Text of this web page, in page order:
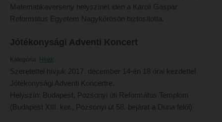
Matematikaverseny helyszínét idén a Károli Gáspár
Református Egyetem Nagykőrösön biztosította.
Jótékonysági Adventi Koncert
Kategória: Hírek
Szeretettel hívjuk 2017. december 14-én 18 órai kezdettel
Jótékonysági Adventi Koncertre.
Helyszín: Budapest, Pozsonyi úti Református Templom
(Budapest XIII. ker., Pozsonyi út 58. bejárat a Duna felől)